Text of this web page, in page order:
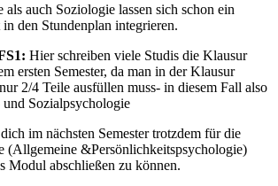
auch Soziologie lassen sich schon ein
den Stundenplan integrieren.
Hier schreiben viele Studis die Klausur
ersten Semester, da man in der Klausur
2/4 Teile ausfüllen muss- in diesem Fall also
Sozialpsychologie
im nächsten Semester trotzdem für die
(Allgemeine &Persönlichkeitspsychologie)
Modul abschließen zu können.